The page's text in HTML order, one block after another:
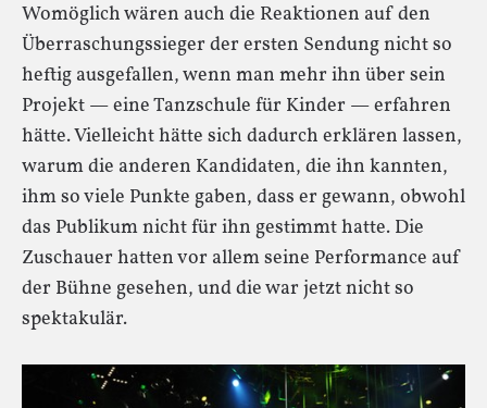
Womöglich wären auch die Reaktionen auf den
Überraschungssieger der ersten Sendung nicht so
heftig ausgefallen, wenn man mehr ihn über sein
Projekt — eine Tanzschule für Kinder — erfahren
hätte. Vielleicht hätte sich dadurch erklären lassen,
warum die anderen Kandidaten, die ihn kannten,
ihm so viele Punkte gaben, dass er gewann, obwohl
das Publikum nicht für ihn gestimmt hatte. Die
Zuschauer hatten vor allem seine Performance auf
der Bühne gesehen, und die war jetzt nicht so
spektakulär.